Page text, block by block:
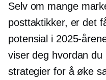
Selv om mange
posttaktikker, er det
potensial i 2025-
viser deg hvordan du
strategier for å øke